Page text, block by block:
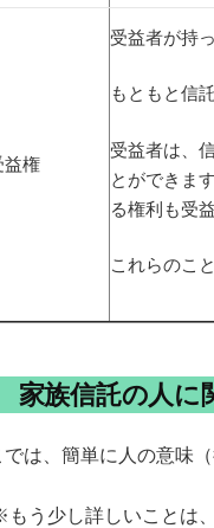
権
受益者が持
もともと信
受益者は、
とができま
る権利も受
これらのこ
家族信託の人に
では、簡単に人の意味
もう少し詳しいことは